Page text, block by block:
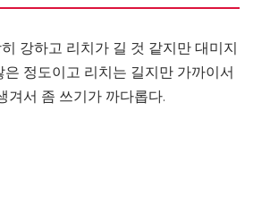
강하고 리치가 길 것 같지만 대미지
정도이고 리치는 길지만 가까이서
겨서 좀 쓰기가 까다롭다.